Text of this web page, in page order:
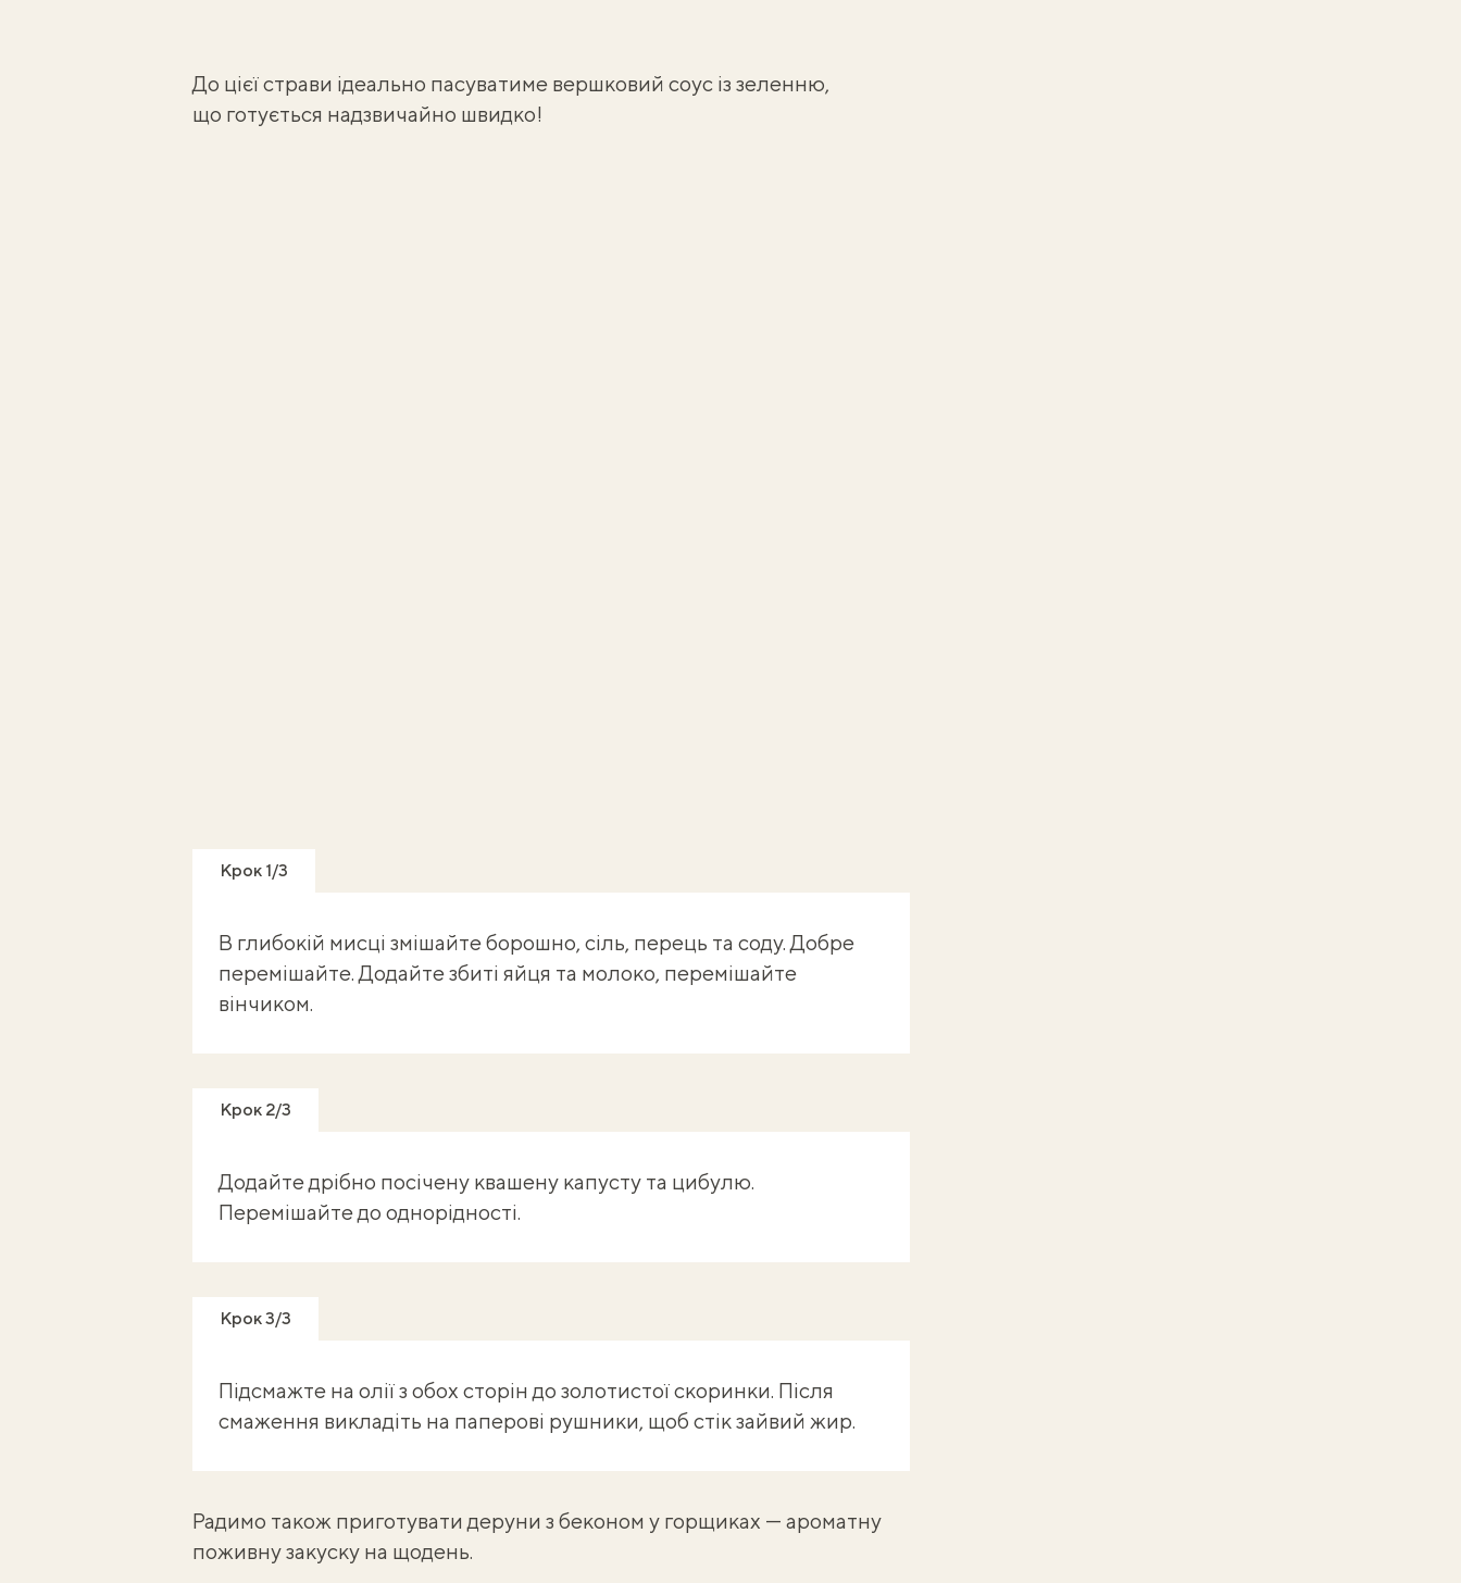
До цієї страви ідеально пасуватиме вершковий соус із зеленню,
що готується надзвичайно швидко!
Крок 1/3
В глибокій мисці змішайте борошно, сіль, перець та соду. Добре
перемішайте. Додайте збиті яйця та молоко, перемішайте
вінчиком.
Крок 2/3
Додайте дрібно посічену квашену капусту та цибулю.
Перемішайте до однорідності.
Крок 3/3
Підсмажте на олії з обох сторін до золотистої скоринки. Після
смаження викладіть на паперові рушники, щоб стік зайвий жир.
Радимо також приготувати деруни з беконом у горщиках — ароматну
поживну закуску на щодень.